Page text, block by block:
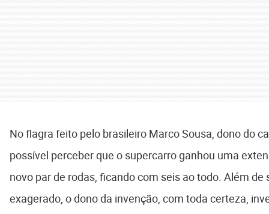
No flagra feito pelo brasileiro Marco Sousa, dono do
possível perceber que o supercarro ganhou uma
novo par de rodas, ficando com seis ao todo. Além
exagerado, o dono da invenção, com toda certeza,